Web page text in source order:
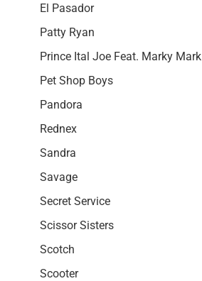
El Pasador
Patty Ryan
Prince Ital Joe Feat. Marky Mark
Pet Shop Boys
Pandora
Rednex
Sandra
Savage
Secret Service
Scissor Sisters
Scotch
Scooter